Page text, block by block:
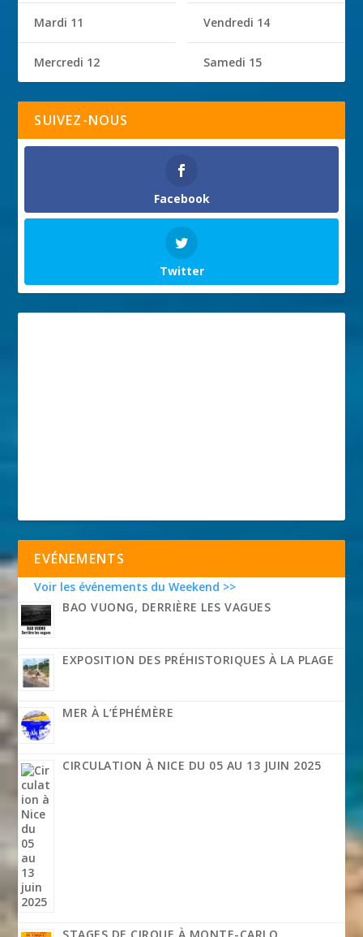
Mardi 11
Mercredi 12
Vendredi 14
Samedi 15
SUIVEZ-NOUS
Facebook
Twitter
EVÉNEMENTS
Voir les événements du Weekend >>
BAO VUONG, DERRIÈRE LES VAGUES
EXPOSITION DES PRÉHISTORIQUES À LA PLAGE
MER À L’ÉPHÉMÈRE
CIRCULATION À NICE DU 05 AU 13 JUIN 2025